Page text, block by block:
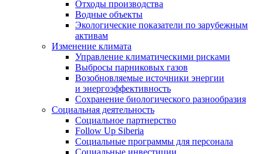
Отходы производства
Водные объекты
Экологические показатели по зарубежным
активам
Изменение климата
Управление климатическими рисками
Выбросы парниковых газов
Возобновляемые источники энергии
и энергоэффективность
Сохранение биологического разнообразия
Социальная деятельность
Социальное партнерство
Follow Up Siberia
Социальные программы для персонала
Социальные инвестиции